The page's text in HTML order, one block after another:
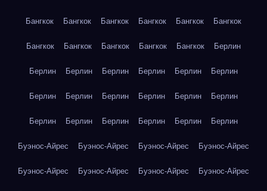
Бангкок Бангкок Бангкок Бангкок Бангкок Бангкок
Бангкок Бангкок Бангкок Бангкок Бангкок Берлин
Берлин Берлин Берлин Берлин Берлин Берлин
Берлин Берлин Берлин Берлин Берлин Берлин
Берлин Берлин Берлин Берлин Берлин Берлин
Буэнос-Айрес Буэнос-Айрес Буэнос-Айрес Буэнос-Айрес
Буэнос-Айрес Буэнос-Айрес Буэнос-Айрес Буэнос-Айрес